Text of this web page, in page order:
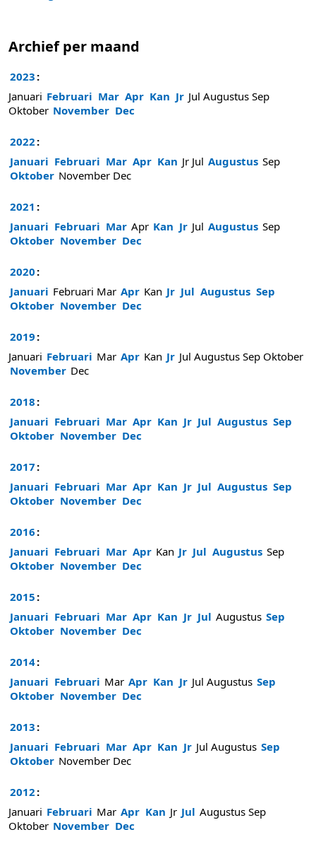
Archief per maand
2023 :
Januari Februari Mar Apr Kan Jr Jul Augustus Sep
Oktober November Dec
2022 :
Januari Februari Mar Apr Kan Jr Jul Augustus Sep
Oktober November Dec
2021 :
Januari Februari Mar Apr Kan Jr Jul Augustus Sep
Oktober November Dec
2020 :
Januari Februari Mar Apr Kan Jr Jul Augustus Sep
Oktober November Dec
2019 :
Januari Februari Mar Apr Kan Jr Jul Augustus Sep Oktober
November Dec
2018 :
Januari Februari Mar Apr Kan Jr Jul Augustus Sep
Oktober November Dec
2017 :
Januari Februari Mar Apr Kan Jr Jul Augustus Sep
Oktober November Dec
2016 :
Januari Februari Mar Apr Kan Jr Jul Augustus Sep
Oktober November Dec
2015 :
Januari Februari Mar Apr Kan Jr Jul Augustus Sep
Oktober November Dec
2014:
Januari Februari Mar Apr Kan Jr Jul Augustus Sep
Oktober November Dec
2013 :
Januari Februari Mar Apr Kan Jr Jul Augustus Sep
Oktober November Dec
2012 :
Januari Februari Mar Apr Kan Jr Jul Augustus Sep
Oktober November Dec